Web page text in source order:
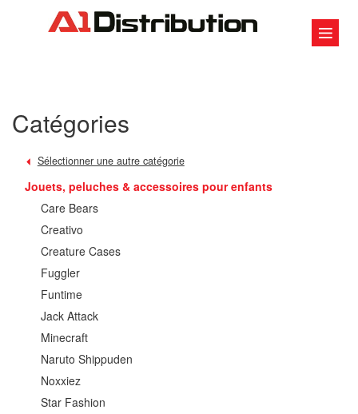
Catégories
Sélectionner une autre catégorie
Jouets, peluches & accessoires pour enfants
Care Bears
Creativo
Creature Cases
Fuggler
Funtime
Jack Attack
Minecraft
Naruto Shippuden
Noxxiez
Star Fashion